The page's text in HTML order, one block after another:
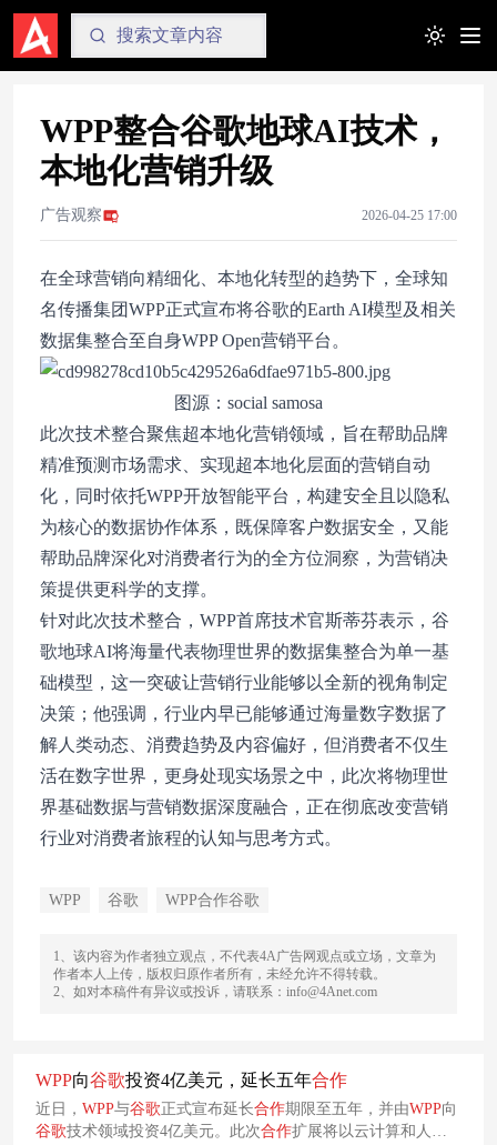
Toggle
WPP整合谷歌地球AI技术，
本地化营销升级
广告观察 2026-04-25 17:00
在全球营销向精细化、本地化转型的趋势下，全球知
名传播集团WPP正式宣布将谷歌的Earth AI模型及相关
数据集整合至自身WPP Open营销平台。
图源：social samosa
此次技术整合聚焦超本地化营销领域，旨在帮助品牌
精准预测市场需求、实现超本地化层面的营销自动
化，同时依托WPP开放智能平台，构建安全且以隐私
为核心的数据协作体系，既保障客户数据安全，又能
帮助品牌深化对消费者行为的全方位洞察，为营销决
策提供更科学的支撑。
针对此次技术整合，WPP首席技术官斯蒂芬表示，谷
歌地球AI将海量代表物理世界的数据集整合为单一基
础模型，这一突破让营销行业能够以全新的视角制定
决策；他强调，行业内早已能够通过海量数字数据了
解人类动态、消费趋势及内容偏好，但消费者不仅生
活在数字世界，更身处现实场景之中，此次将物理世
界基础数据与营销数据深度融合，正在彻底改变营销
行业对消费者旅程的认知与思考方式。
WPP 谷歌 WPP合作谷歌
1、该内容为作者独立观点，不代表4A广告网观点或立场，文章为
作者本人上传，版权归原作者所有，未经允许不得转载。
2、如对本稿件有异议或投诉，请联系：info@4Anet.com
WPP向谷歌投资4亿美元，延长五年合作
近日， WPP与谷歌 正式宣布延长合作期限至五年，并由WPP向
谷歌技术领域投资4亿美元。此次合作扩展将以云计算和人工